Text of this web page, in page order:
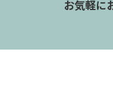
お気軽に